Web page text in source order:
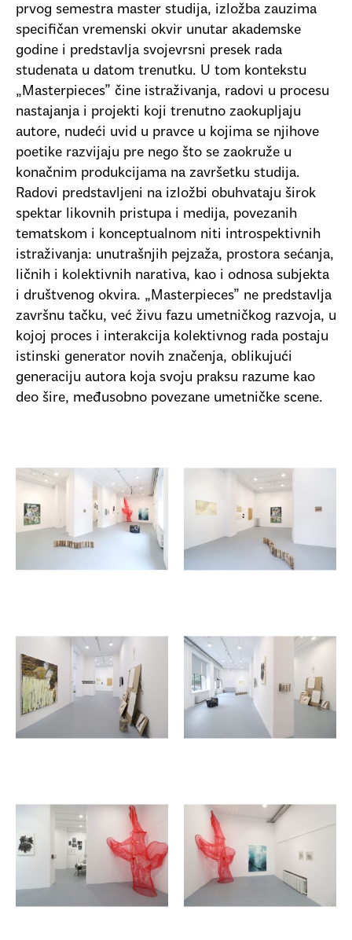
prvog semestra master studija, izložba zauzima
specifičan vremenski okvir unutar akademske
godine i predstavlja svojevrsni presek rada
studenata u datom trenutku. U tom kontekstu
„Masterpieces” čine istraživanja, radovi u procesu
nastajanja i projekti koji trenutno zaokupljaju
autore, nudeći uvid u pravce u kojima se njihove
poetike razvijaju pre nego što se zaokruže u
konačnim produkcijama na završetku studija.
Radovi predstavljeni na izložbi obuhvataju širok
spektar likovnih pristupa i medija, povezanih
tematskom i konceptualnom niti introspektivnih
istraživanja: unutrašnjih pejzaža, prostora sećanja,
ličnih i kolektivnih narativa, kao i odnosa subjekta
i društvenog okvira. „Masterpieces” ne predstavlja
završnu tačku, već živu fazu umetničkog razvoja, u
kojoj proces i interakcija kolektivnog rada postaju
istinski generator novih značenja, oblikujući
generaciju autora koja svoju praksu razume kao
deo šire, međusobno povezane umetničke scene.